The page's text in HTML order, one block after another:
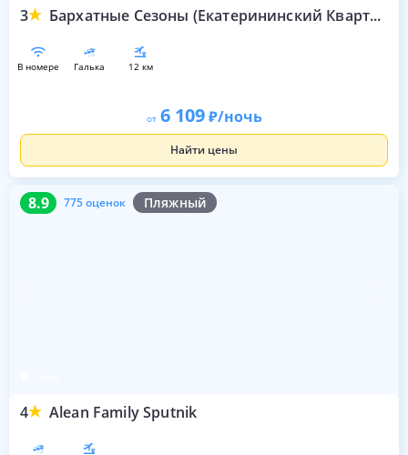
3 Бархатные Сезоны (Екатерининский Квартал)
в номере галька 12 км
от 6 109 /ночь
Найти цены
8.9 775 оценок Пляжный
4 Alean Family Sputnik
8.9 775 оценок